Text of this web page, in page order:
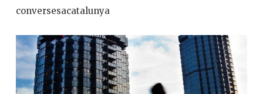
conversesacatalunya